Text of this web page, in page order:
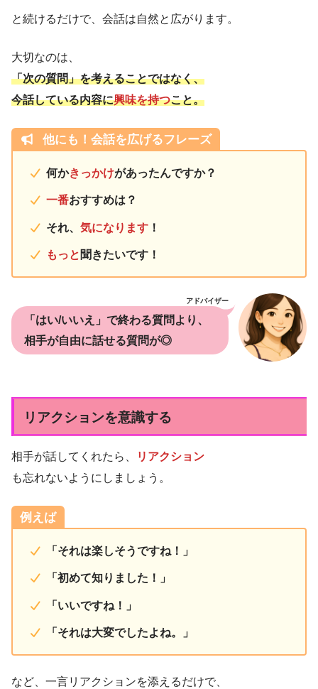
と続けるだけで、会話は自然と広がります。
大切なのは、
「次の質問」を考えることではなく、
今話している内容に興味を持つこと。
他にも！会話を広げるフレーズ
何かきっかけがあったんですか？
一番おすすめは？
それ、 気になります！
もっと 聞きたいです！
アドバイザー
「はい/いいえ」で終わる質問より、
相手が自由に話せる質問が◎
リアクションを意識する
相手が話してくれたら、
リアクション
も忘れないようにしましょう。
例えば
「それは楽しそうですね！」
「初めて知りました！」
「いいですね！」
「それは大変でしたよね。」
など、一言リアクションを添えるだけで、